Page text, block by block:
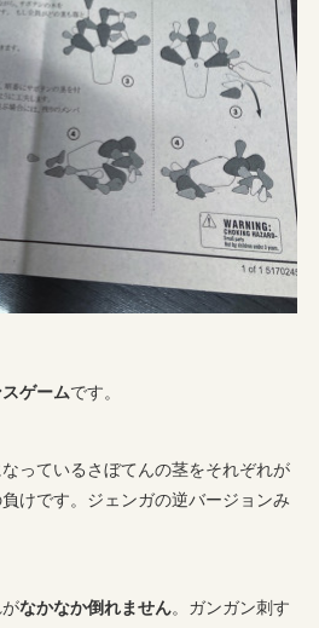
ゲームです。
っているさぼてんの茎をそれぞれが
けです。ジェンガの逆バージョンみ
なかなか倒れません。ガンガン刺す